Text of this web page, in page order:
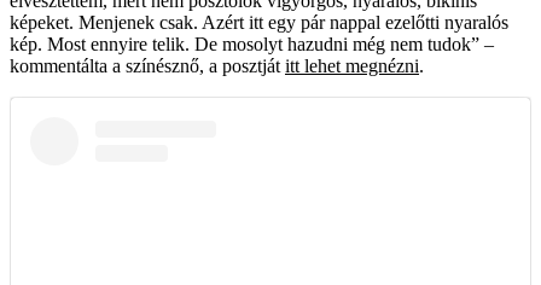
képeket. Menjenek csak. Azért itt egy pár nappal ezelőtti nyaralós
kép. Most ennyire telik. De mosolyt hazudni még nem tudok” –
kommentálta a színésznő, a posztját itt lehet megnézni.